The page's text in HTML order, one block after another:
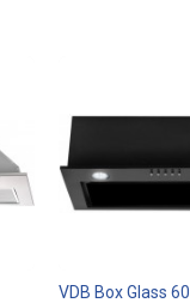
VDB Box Glass 60